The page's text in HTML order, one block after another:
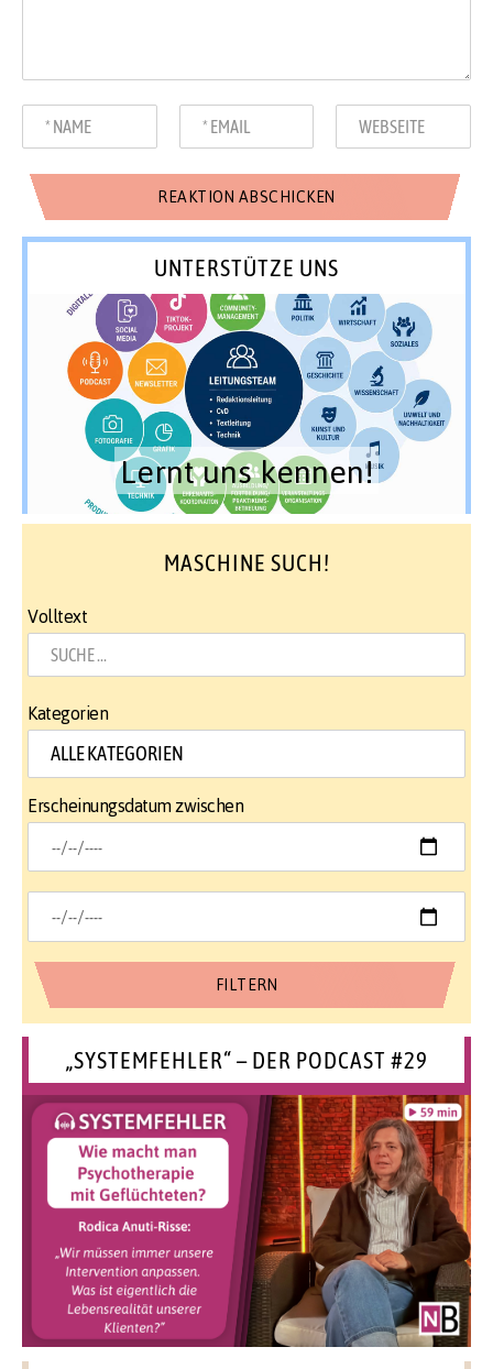
UNTERSTÜTZE UNS
Lernt uns kennen!
MASCHINE SUCH!
Volltext
Kategorien
Erscheinungsdatum zwischen
„SYSTEMFEHLER“ – DER PODCAST #29